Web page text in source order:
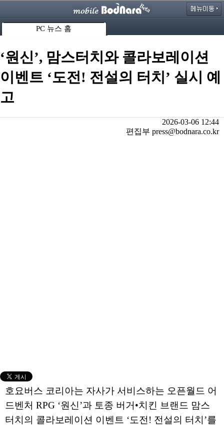
PC 뉴스 홈
‘원신’, 맘스터치와 콜라보레이션
이벤트 ‘도전! 전설의 터치’ 실시 예
고
2026-03-06 12:44
편집부 press@bodnara.co.kr
호요버스 코리아는 자사가 서비스하는 오픈월드 어
드벤처 RPG ‘원신’과 토종 버거•치킨 브랜드 맘스
터치의 콜라보레이션 이벤트 ‘도전! 전설의 터치’를